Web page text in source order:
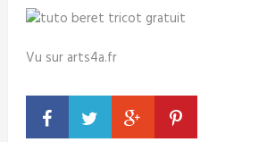
Vu sur arts4a.fr